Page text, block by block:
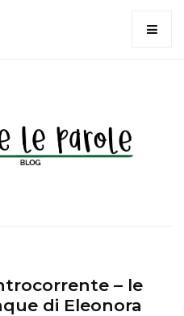
– le
di Eleonora